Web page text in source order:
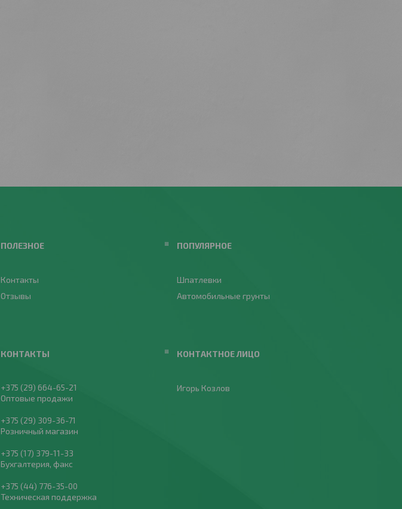
ПОЛЕЗНОЕ
Контакты
Отзывы
ПОПУЛЯРНОЕ
Шпатлевки
Автомобильные грунты
+375 (29) 664-65-21
Оптовые продажи
+375 (29) 309-36-71
Розничный магазин
+375 (17) 379-11-33
Бухгалтерия, факс
+375 (44) 776-35-00
Техническая поддержка
Игорь Козлов